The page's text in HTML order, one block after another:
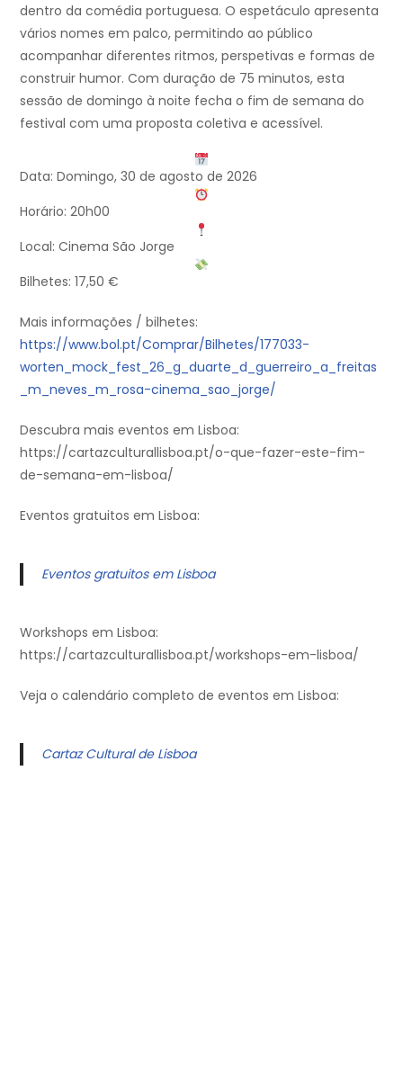
dentro da comédia portuguesa. O espetáculo apresenta
vários nomes em palco, permitindo ao público
acompanhar diferentes ritmos, perspetivas e formas de
construir humor. Com duração de 75 minutos, esta
sessão de domingo à noite fecha o fim de semana do
festival com uma proposta coletiva e acessível.
Data: Domingo, 30 de agosto de 2026
Horário: 20h00
Local: Cinema São Jorge
Bilhetes: 17,50 €
Mais informações / bilhetes:
https://www.bol.pt/Comprar/Bilhetes/177033-
worten_mock_fest_26_g_duarte_d_guerreiro_a_freitas
_m_neves_m_rosa-cinema_sao_jorge/
Descubra mais eventos em Lisboa:
https://cartazculturallisboa.pt/o-que-fazer-este-fim-
de-semana-em-lisboa/
Eventos gratuitos em Lisboa:
Eventos gratuitos em Lisboa
Workshops em Lisboa:
https://cartazculturallisboa.pt/workshops-em-lisboa/
Veja o calendário completo de eventos em Lisboa:
Cartaz Cultural de Lisboa